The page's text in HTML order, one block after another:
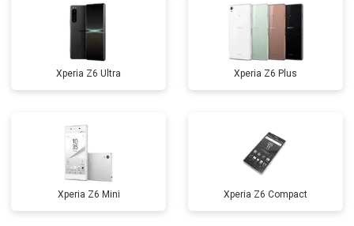
Xperia Z6 Ultra Xperia Z6 Plus
Xperia Z6 Mini Xperia Z6 Compact